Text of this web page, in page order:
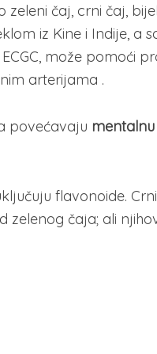
čaj, crni čaj,
iz Kine i Indije, a
može pomoći
arterijama .
povećavaju mentalnu
flavonoide. Crni
zelenog čaja; ali